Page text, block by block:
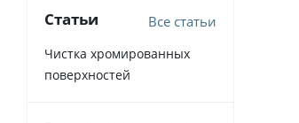
Статьи Все статьи
Чистка хромированных
поверхностей